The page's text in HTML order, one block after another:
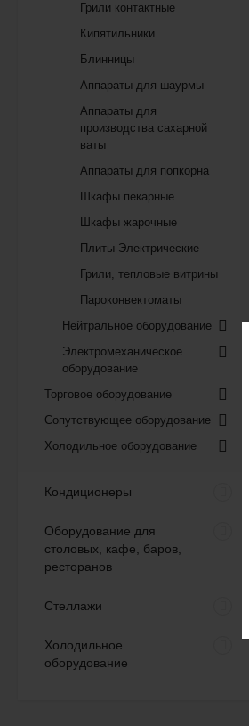
Грили контактные
Кипятильники
Блинницы
Аппараты для шаурмы
Аппараты для
производства сахарной
ваты
Аппараты для попкорна
Шкафы пекарные
Шкафы жарочные
Плиты Электрические
Грили, тепловые витрины
Пароконвектоматы
Нейтральное оборудование
Электромеханическое
оборудование
Торговое оборудование
Сопутствующее оборудование
Холодильное оборудование
Кондиционеры
Оборудование для
столовых, кафе, баров,
ресторанов
Стеллажи
Холодильное
оборудование
68 632